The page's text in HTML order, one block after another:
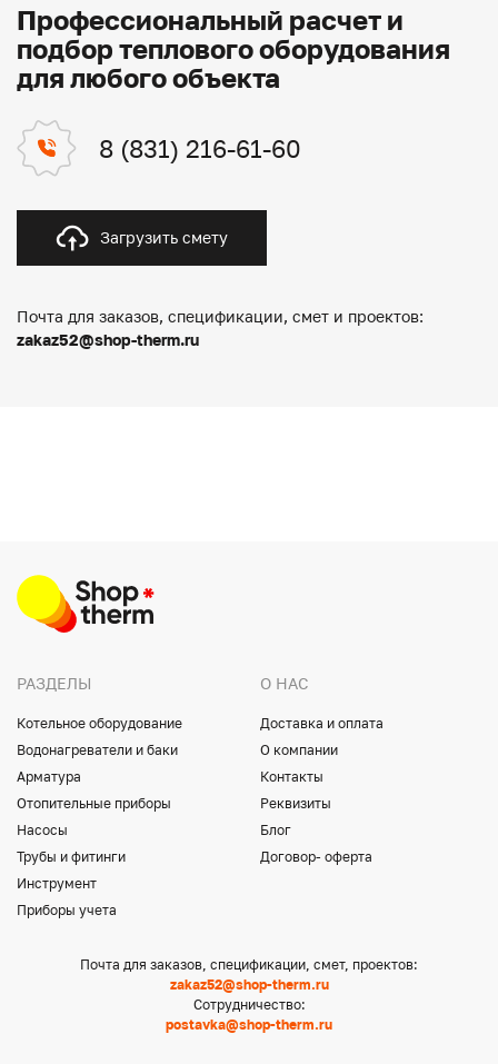
Профессиональный расчет и
подбор теплового оборудования
для любого объекта
8 (831) 216-61-60
Загрузить смету
Почта для заказов, спецификации, смет и проектов:
zakaz52@shop-therm.ru
РАЗДЕЛЫ
Котельное оборудование
Водонагреватели и баки
Арматура
Отопительные приборы
Насосы
Трубы и фитинги
Инструмент
Приборы учета
О НАС
Доставка и оплата
О компании
Контакты
Реквизиты
Блог
Договор- оферта
Почта для заказов, спецификации, смет, проектов:
zakaz52@shop-therm.ru
Сотрудничество:
postavka@shop-therm.ru